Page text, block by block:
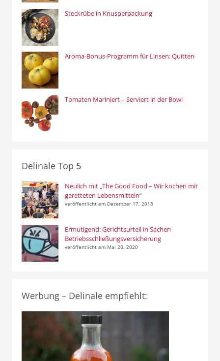
Steckrübe in Knusperpackung
Aroma-Bonus-Programm für Linsen: Quitten
Tomaten Mariniert – Serviert in der Bowl
Delinale Top 5
Neulich mit „The Good Food – Wir kochen mit
geretteten Lebensmitteln“
veröffentlicht am Dezember 17, 2018
Ermutigend: Gerichtsurteil in Sachen
Betriebsschließungsversicherung
veröffentlicht am Mai 20, 2020
Werbung – Delinale empfiehlt: